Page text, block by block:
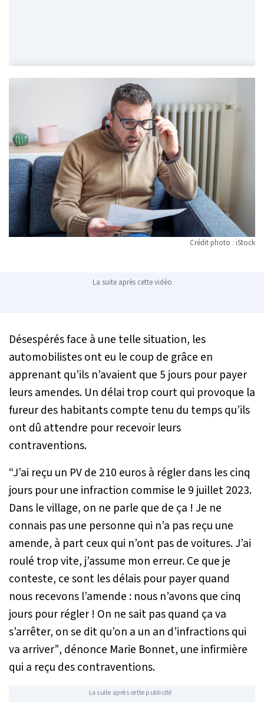
Crédit photo : iStock
La suite après cette vidéo
Désespérés face à une telle situation, les
automobilistes ont eu le coup de grâce en
apprenant qu’ils n’avaient que 5 jours pour payer
leurs amendes. Un délai trop court qui provoque la
fureur des habitants compte tenu du temps qu’ils
ont dû attendre pour recevoir leurs
contraventions.
“J’ai reçu un PV de 210 euros à régler dans les cinq
jours pour une infraction commise le 9 juillet 2023.
Dans le village, on ne parle que de ça ! Je ne
connais pas une personne qui n’a pas reçu une
amende, à part ceux qui n’ont pas de voitures. J’ai
roulé trop vite, j’assume mon erreur. Ce que je
conteste, ce sont les délais pour payer quand
nous recevons l’amende : nous n’avons que cinq
jours pour régler ! On ne sait pas quand ça va
s’arrêter, on se dit qu’on a un an d’infractions qui
va arriver”, dénonce Marie Bonnet, une infirmière
qui a reçu des contraventions.
La suite après cette publicité